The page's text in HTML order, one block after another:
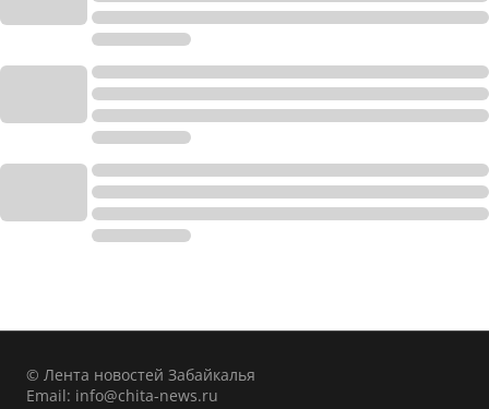
© Лента новостей Забайкалья
Email: info@chita-news.ru